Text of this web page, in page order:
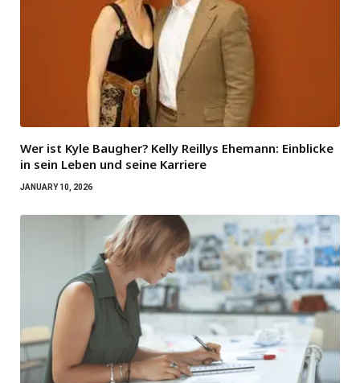
Wer ist Kyle Baugher? Kelly Reillys Ehemann: Einblicke
in sein Leben und seine Karriere
JANUARY 10, 2026